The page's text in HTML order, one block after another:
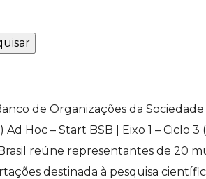
de Organizações da Sociedade
Hoc – Start BSB | Eixo 1 – Ciclo 3
reúne representantes de 20
destinada à pesquisa